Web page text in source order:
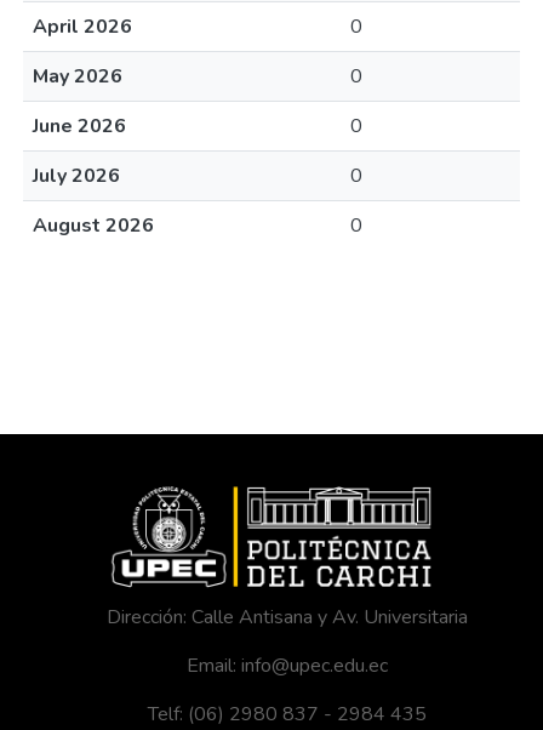
April 2026
0
May 2026
0
June 2026
0
July 2026
0
August 2026
0
Dirección: Calle Antisana y Av. Universitaria
Email: info@upec.edu.ec
Telf: (06) 2980 837 - 2984 435